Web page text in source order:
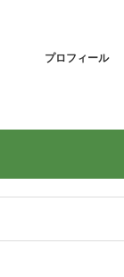
プロフィール